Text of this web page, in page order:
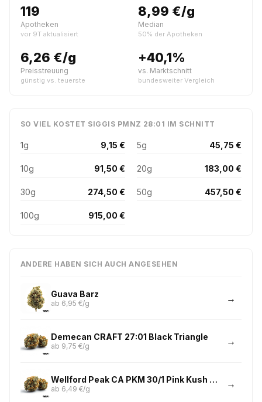
119
Apotheken
vor 9T aktualisiert
8,99 €/g
Median
50% der Apotheken
6,26 €/g
Preisstreuung
günstig vs. teuerste
+40,1%
vs. Marktschnitt
bundesweiter Vergleich
SO VIEL KOSTET SIGGIS PMNZ 28:01 IM SCHNITT
1g 9,15 € 5g 45,75 €
10g 91,50 € 20g 183,00 €
30g 274,50 € 50g 457,50 €
100g 915,00 €
ANDERE HABEN SICH AUCH ANGESEHEN
Guava Barz
ab 6,95 €/g
Demecan CRAFT 27:01 Black Triangle
ab 9,75 €/g
Wellford Peak CA PKM 30/1 Pink Kush Mints
ab 6,49 €/g